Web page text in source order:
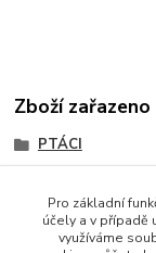
Zboží
PTÁCI
Pro základní
účely a v případě
využíváme